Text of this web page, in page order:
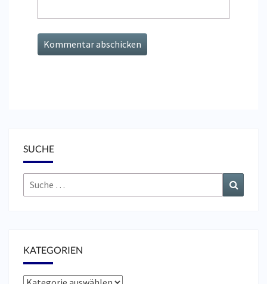
SUCHE
Suche
nach:
KATEGORIEN